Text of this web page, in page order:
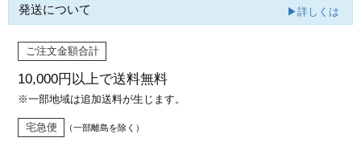
発送について ▶詳しくは
ご注文金額合計
10,000円以上で送料無料
※一部地域は追加送料が生じます。
宅急便 （一部離島を除く）